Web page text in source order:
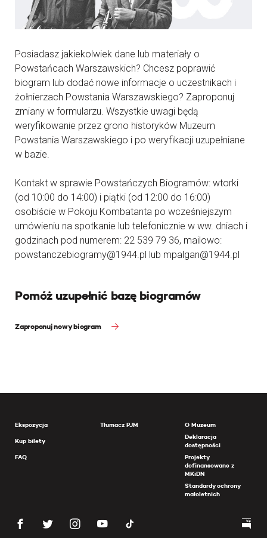
Posiadasz jakiekolwiek dane lub materiały o
Powstańcach Warszawskich? Chcesz poprawić
biogram lub dodać nowe informacje o uczestnikach i
żołnierzach Powstania Warszawskiego? Zaproponuj
zmiany w formularzu. Wszystkie uwagi będą
weryfikowanie przez grono historyków Muzeum
Powstania Warszawskiego i po weryfikacji uzupełniane
w bazie.
Kontakt w sprawie Powstańczych Biogramów: wtorki
(od 10:00 do 14:00) i piątki (od 12:00 do 16:00)
osobiście w Pokoju Kombatanta po wcześniejszym
umówieniu na spotkanie lub telefonicznie w ww. dniach i
godzinach pod numerem: 22 539 79 36, mailowo:
powstanczebiogramy@1944.pl lub mpalgan@1944.pl
Pomóż uzupełnić bazę biogramów
Zaproponuj nowy biogram
Ekspozycja
Kup bilety
FAQ
Tłumacz PJM
O Muzeum
Deklaracja
dostępności
Projekty
dofinansowane z
MKiDN
Standardy ochrony
małoletnich